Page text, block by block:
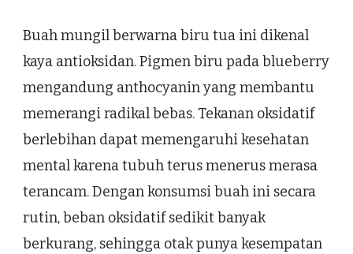
Buah mungil berwarna biru tua ini dikenal
kaya antioksidan. Pigmen biru pada blueberry
mengandung anthocyanin yang membantu
memerangi radikal bebas. Tekanan oksidatif
berlebihan dapat memengaruhi kesehatan
mental karena tubuh terus menerus merasa
terancam. Dengan konsumsi buah ini secara
rutin, beban oksidatif sedikit banyak
berkurang, sehingga otak punya kesempatan